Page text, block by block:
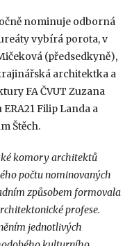
nominuje odborná
vybírá porota, v
(předsedkyně),
architektka a
FA ČVUT Zuzana
Filip Landa a
Štěch.
komory architektů
počtu nominovaných
způsobem formovala
profese.
jednotlivých